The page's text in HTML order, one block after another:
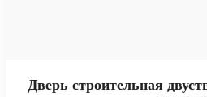
Дверь строительная